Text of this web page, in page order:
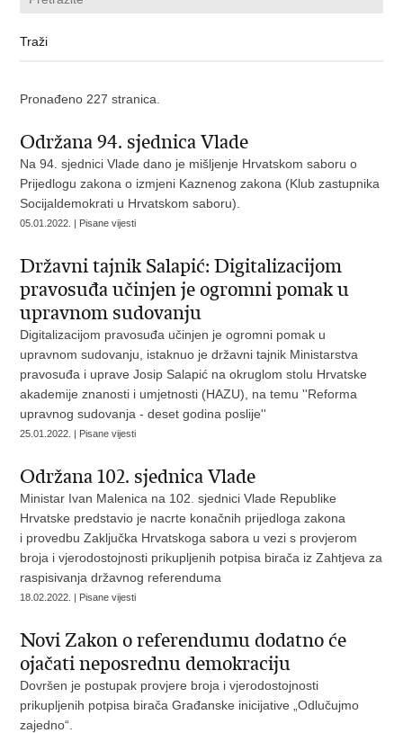
Pronađeno 227 stranica.
Održana 94. sjednica Vlade
Na 94. sjednici Vlade dano je mišljenje Hrvatskom saboru o
Prijedlogu zakona o izmjeni Kaznenog zakona (Klub zastupnika
Socijaldemokrati u Hrvatskom saboru).
05.01.2022. | Pisane vijesti
Državni tajnik Salapić: Digitalizacijom
pravosuđa učinjen je ogromni pomak u
upravnom sudovanju
Digitalizacijom pravosuđa učinjen je ogromni pomak u
upravnom sudovanju, istaknuo je državni tajnik Ministarstva
pravosuđa i uprave Josip Salapić na okruglom stolu Hrvatske
akademije znanosti i umjetnosti (HAZU), na temu ''Reforma
upravnog sudovanja - deset godina poslije''
25.01.2022. | Pisane vijesti
Održana 102. sjednica Vlade
Ministar Ivan Malenica na 102. sjednici Vlade Republike
Hrvatske predstavio je nacrte konačnih prijedloga zakona
i provedbu Zaključka Hrvatskoga sabora u vezi s provjerom
broja i vjerodostojnosti prikupljenih potpisa birača iz Zahtjeva za
raspisivanja državnog referenduma
18.02.2022. | Pisane vijesti
Novi Zakon o referendumu dodatno će
ojačati neposrednu demokraciju
Dovršen je postupak provjere broja i vjerodostojnosti
prikupljenih potpisa birača Građanske inicijative „Odlučujmo
zajedno“.